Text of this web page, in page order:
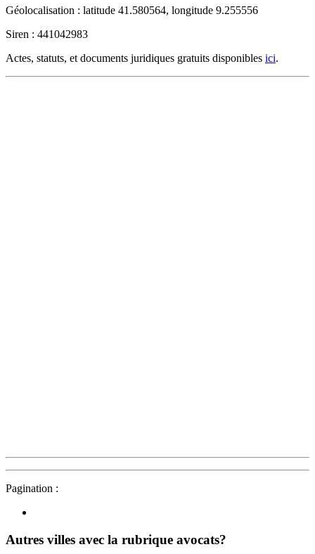
Géolocalisation : latitude 41.580564, longitude 9.255556
Siren : 441042983
Actes, statuts, et documents juridiques gratuits disponibles ici.
Pagination :
Autres villes avec la rubrique avocats?